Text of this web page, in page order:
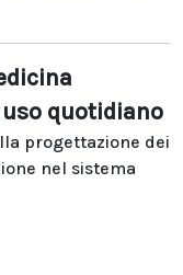
quotidiano
progettazione dei
nel sistema